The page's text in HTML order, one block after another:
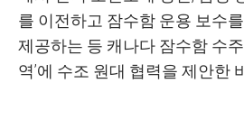
를 이전하고 잠수함 운용 보수
제공하는 등 캐나다 잠수함 수
역’에 수조 원대 협력을 제안한